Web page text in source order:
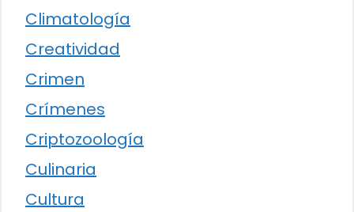
Climatología
Creatividad
Crimen
Crímenes
Criptozoología
Culinaria
Cultura